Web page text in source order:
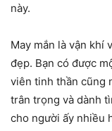
này.
May mắn là vận khí
đẹp. Bạn có được
viên tinh thần cũng
trân trọng và dành
cho người ấy nhiều